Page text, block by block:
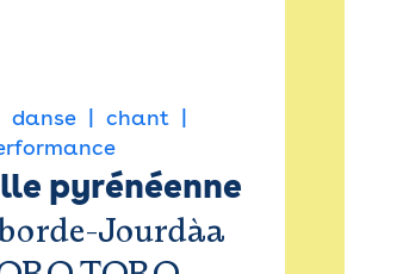
danse
chant
pyrénéenne
Jourdàa